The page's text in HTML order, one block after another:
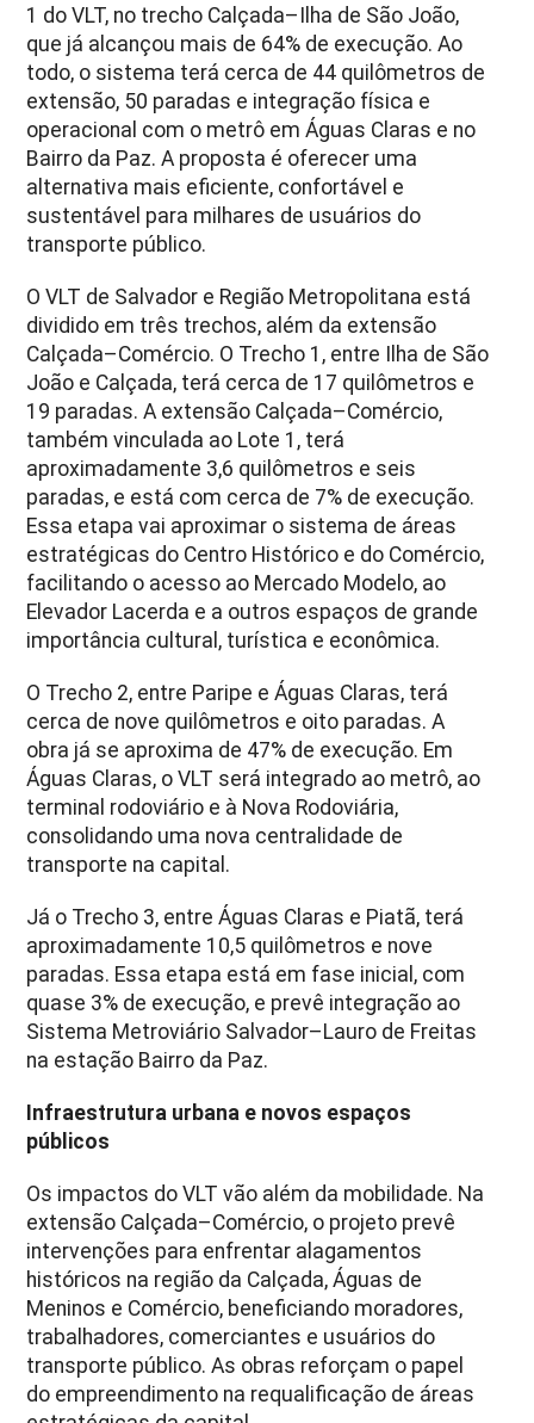
1 do VLT, no trecho Calçada–Ilha de São João,
que já alcançou mais de 64% de execução. Ao
todo, o sistema terá cerca de 44 quilômetros de
extensão, 50 paradas e integração física e
operacional com o metrô em Águas Claras e no
Bairro da Paz. A proposta é oferecer uma
alternativa mais eficiente, confortável e
sustentável para milhares de usuários do
transporte público.
O VLT de Salvador e Região Metropolitana está
dividido em três trechos, além da extensão
Calçada–Comércio. O Trecho 1, entre Ilha de São
João e Calçada, terá cerca de 17 quilômetros e
19 paradas. A extensão Calçada–Comércio,
também vinculada ao Lote 1, terá
aproximadamente 3,6 quilômetros e seis
paradas, e está com cerca de 7% de execução.
Essa etapa vai aproximar o sistema de áreas
estratégicas do Centro Histórico e do Comércio,
facilitando o acesso ao Mercado Modelo, ao
Elevador Lacerda e a outros espaços de grande
importância cultural, turística e econômica.
O Trecho 2, entre Paripe e Águas Claras, terá
cerca de nove quilômetros e oito paradas. A
obra já se aproxima de 47% de execução. Em
Águas Claras, o VLT será integrado ao metrô, ao
terminal rodoviário e à Nova Rodoviária,
consolidando uma nova centralidade de
transporte na capital.
Já o Trecho 3, entre Águas Claras e Piatã, terá
aproximadamente 10,5 quilômetros e nove
paradas. Essa etapa está em fase inicial, com
quase 3% de execução, e prevê integração ao
Sistema Metroviário Salvador–Lauro de Freitas
na estação Bairro da Paz.
Infraestrutura urbana e novos espaços
públicos
Os impactos do VLT vão além da mobilidade. Na
extensão Calçada–Comércio, o projeto prevê
intervenções para enfrentar alagamentos
históricos na região da Calçada, Águas de
Meninos e Comércio, beneficiando moradores,
trabalhadores, comerciantes e usuários do
transporte público. As obras reforçam o papel
do empreendimento na requalificação de áreas